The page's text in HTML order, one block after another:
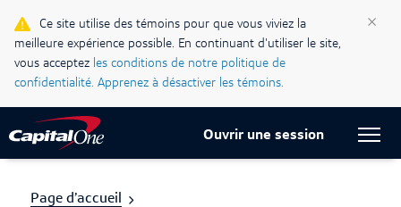
Ce site utilise des témoins pour que vous viviez la
meilleure expérience possible. En continuant d'utiliser le site,
vous acceptez les conditions de notre politique de
confidentialité. Apprenez à désactiver les témoins.
×
Blogue Ma vie, mon crédit
Centre d’assistance
Current Locale:
Français (Canada)
Ouvrir une session
Page d’accueil